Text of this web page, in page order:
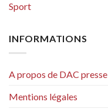
Sport
INFORMATIONS
A propos de DAC presse
Mentions légales